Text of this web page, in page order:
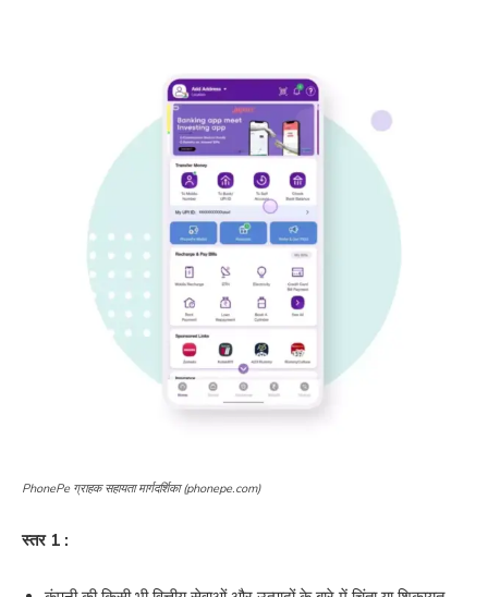
PhonePe ग्राहक सहायता मार्गदर्शिका (phonepe.com)
स्तर 1 :